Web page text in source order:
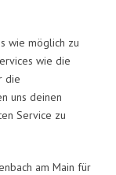
wie möglich zu
wie die
die
uns deinen
Service zu
am Main für